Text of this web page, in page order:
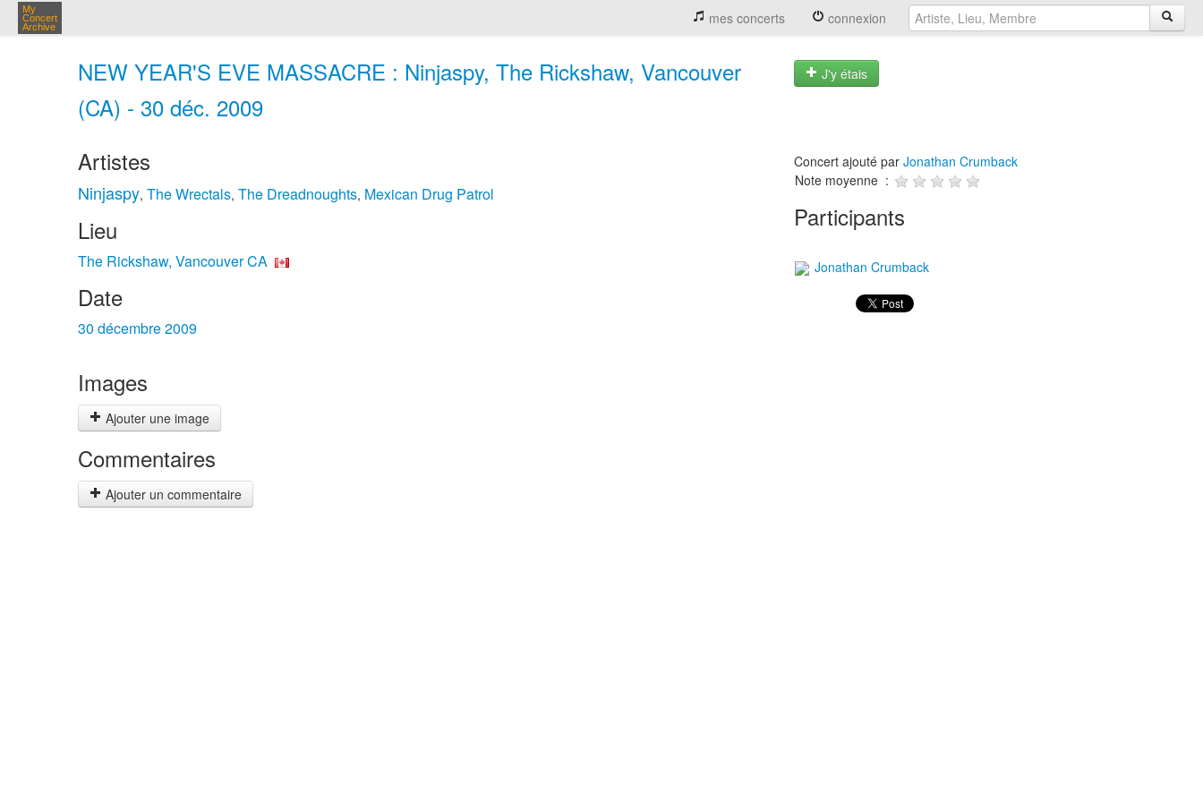
My
Concert
Archive
mes concerts connexion
NEW YEAR'S EVE MASSACRE : Ninjaspy, The Rickshaw, Vancouver
(CA) - 30 déc. 2009
J'y étais
Artistes
Ninjaspy, The Wrectals, The Dreadnoughts, Mexican Drug Patrol
Lieu
The Rickshaw, Vancouver CA
Date
30 décembre 2009
Images
Ajouter une image
Commentaires
Ajouter un commentaire
Concert ajouté par Jonathan Crumback
Note moyenne :
Participants
Jonathan Crumback